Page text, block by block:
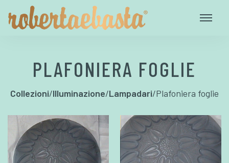
PLAFONIERA FOGLIE
Collezioni/Illuminazione/Lampadari/Plafoniera foglie